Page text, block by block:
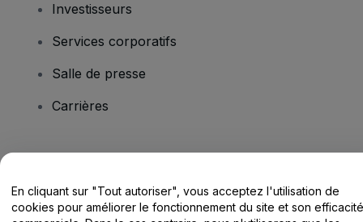
Investisseurs
Services corporatifs
Salle de presse
Carrières
Centre d'assistance / Nous contacter
En cliquant sur "Tout autoriser", vous acceptez l'utilisation de
cookies pour améliorer le fonctionnement du site et son efficacité